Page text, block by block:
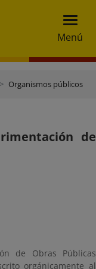
Menú
Organismos públicos
de
de Obras Públicas
orgánicamente al